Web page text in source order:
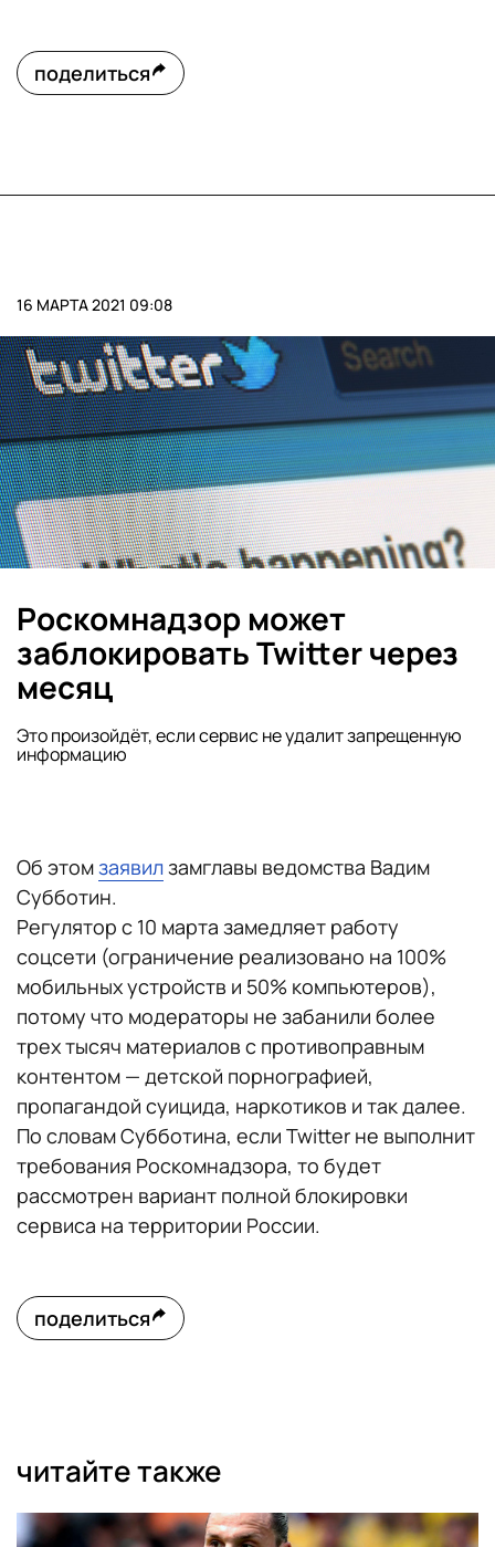
поделиться
16 МАРТА 2021 09:08
Роскомнадзор может
заблокировать Twitter через
месяц
Это произойдёт, если сервис не удалит запрещенную
информацию
Об этомзаявилзамглавы ведомства Вадим
Субботин.
Регулятор с 10 марта замедляет работу
соцсети (ограничение реализовано на 100%
мобильных устройств и 50% компьютеров),
потому что модераторы не забанили более
трех тысяч материалов с противоправным
контентом — детской порнографией,
пропагандой суицида, наркотиков и так далее.
По словам Субботина, если Twitter не выполнит
требования Роскомнадзора, то будет
рассмотрен вариант полной блокировки
сервиса на территории России.
поделиться
читайте также